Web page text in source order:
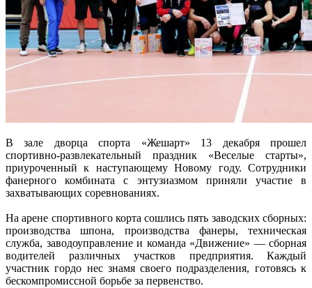
В зале дворца спорта «Жешарт» 13 декабря прошел
спортивно-развлекательный праздник «Веселые старты»,
приуроченный к наступающему Новому году. Сотрудники
фанерного комбината с энтузиазмом приняли участие в
захватывающих соревнованиях.
На арене спортивного корта сошлись пять заводских сборных:
производства шпона, производства фанеры, техническая
служба, заводоуправление и команда «Движение» — сборная
водителей различных участков предприятия. Каждый
участник гордо нес знамя своего подразделения, готовясь к
бескомпромиссной борьбе за первенство.